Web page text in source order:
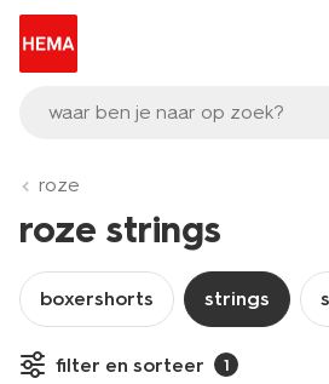
waar ben je naar op zoek?
roze
roze strings
boxershorts strings
filter en sorteer 1